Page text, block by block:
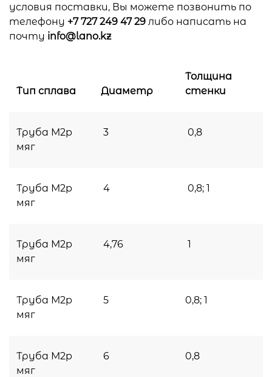
условия поставки, Вы можете позвонить по
телефону +7 727 249 47 29 либо написать на
почту info@lano.kz
Тип сплава Диаметр
Толщина
стенки
Труба М2p
мяг
3 0,8
Труба М2p
мяг
4 0,8; 1
Труба М2p
мяг
4,76 1
Труба М2p
мяг
5 0,8; 1
Труба М2p
мяг
6 0,8